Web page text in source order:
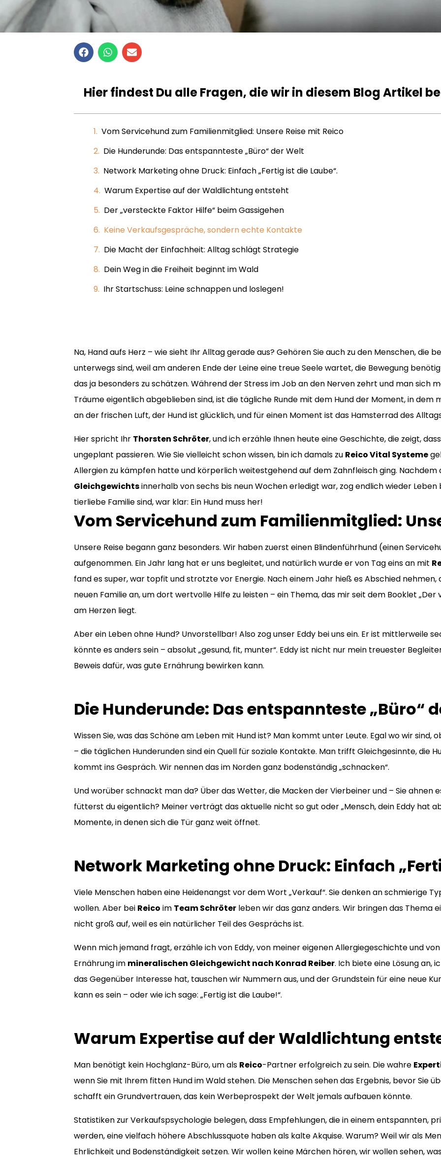
Hier findest Du alle Fragen, die wir in diesem Blog Artikel
Vom Servicehund zum Familienmitglied: Unsere Reise mit Reico
Die Hunderunde: Das entspannteste „Büro“ der Welt
Network Marketing ohne Druck: Einfach „Fertig ist die Laube“.
Warum Expertise auf der Waldlichtung entsteht
Der „versteckte Faktor Hilfe“ beim Gassigehen
Keine Verkaufsgespräche, sondern echte Kontakte
Die Macht der Einfachheit: Alltag schlägt Strategie
Dein Weg in die Freiheit beginnt im Wald
Ihr Startschuss: Leine schnappen und loslegen!
Na, Hand aufs Herz – wie sieht Ihr Alltag gerade aus? Gehören Sie auch zu den Menschen, die
unterwegs sind, weil am anderen Ende der Leine eine treue Seele wartet, die Bewegung
das ja besonders zu schätzen. Während der Stress im Job an den Nerven zehrt und man sich
Träume eigentlich abgeblieben sind, ist die tägliche Runde mit dem Hund der Moment, in dem
an der frischen Luft, der Hund ist glücklich, und für einen Moment ist das Hamsterrad des
Hier spricht Ihr Thorsten Schröter, und ich erzähle Ihnen heute eine Geschichte, die zeigt,
ungeplant passieren. Wie Sie vielleicht schon wissen, bin ich damals zu Reico Vital Systeme
Allergien zu kämpfen hatte und körperlich weitestgehend auf dem Zahnfleisch ging. Nachdem
Gleichgewichtsinnerhalb von sechs bis neun Wochen erledigt war, zog endlich wieder Leben
tierliebe Familie sind, war klar: Ein Hund muss her!
Vom Servicehund zum Familienmitglied:
Unsere Reise begann ganz besonders. Wir haben zuerst einen Blindenführhund (einen
aufgenommen. Ein Jahr lang hat er uns begleitet, und natürlich wurde er von Tag eins an mit
fand es super, war topfit und strotzte vor Energie. Nach einem Jahr hieß es Abschied
neuen Familie an, um dort wertvolle Hilfe zu leisten – ein Thema, das mir seit dem Booklet
am Herzen liegt.
Aber ein Leben ohne Hund? Unvorstellbar! Also zog unser Eddy bei uns ein. Er ist mittlerweile
könnte es anders sein – absolut „gesund, fit, munter“. Eddy ist nicht nur mein treuester
Beweis dafür, was gute Ernährung bewirken kann.
Die Hunderunde: Das entspannteste „Büro“
Wissen Sie, was das Schöne am Leben mit Hund ist? Man kommt unter Leute. Egal wo wir sind,
– die täglichen Hunderunden sind ein Quell für soziale Kontakte. Man trifft Gleichgesinnte, die
kommt ins Gespräch. Wir nennen das im Norden ganz bodenständig „schnacken“.
Und worüber schnackt man da? Über das Wetter, die Macken der Vierbeiner und – Sie ahnen
fütterst du eigentlich? Meiner verträgt das aktuelle nicht so gut oder „Mensch, dein Eddy hat
Momente, in denen sich die Tür ganz weit öffnet.
Network Marketing ohne Druck: Einfach
Viele Menschen haben eine Heidenangst vor dem Wort „Verkauf“. Sie denken an schmierige
wollen. Aber bei Reico im Team Schröter leben wir das ganz anders. Wir bringen das Thema
nicht groß auf, weil es ein natürlicher Teil des Gesprächs ist.
Wenn mich jemand fragt, erzähle ich von Eddy, von meiner eigenen Allergiegeschichte und
Ernährung im mineralischen Gleichgewicht nach Konrad Reiber. Ich biete eine Lösung an,
das Gegenüber Interesse hat, tauschen wir Nummern aus, und der Grundstein für eine neue
kann es sein – oder wie ich sage: „Fertig ist die Laube!“.
Warum Expertise auf der Waldlichtung
Man benötigt kein Hochglanz-Büro, um als Reico-Partner erfolgreich zu sein. Die wahre
wenn Sie mit Ihrem fitten Hund im Wald stehen. Die Menschen sehen das Ergebnis, bevor Sie
schafft ein Grundvertrauen, das kein Werbeprospekt der Welt jemals aufbauen könnte.
Statistiken zur Verkaufspsychologie belegen, dass Empfehlungen, die in einem entspannten,
werden, eine vielfach höhere Abschlussquote haben als kalte Akquise. Warum? Weil wir als
Ehrlichkeit und Bodenständigkeit setzen. Wir wollen keine Märchen hören, wir wollen sehen,